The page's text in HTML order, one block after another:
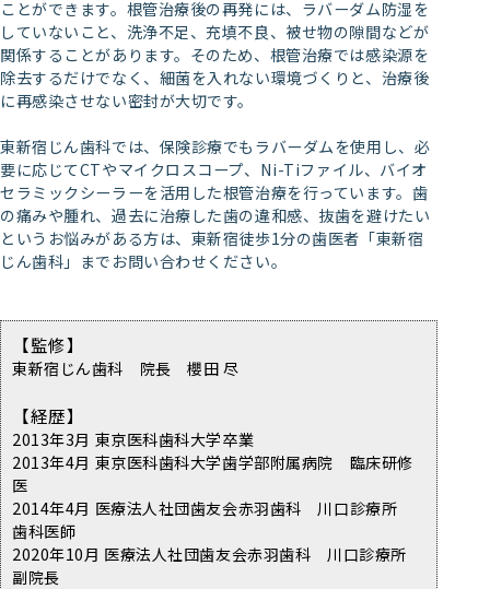
ことができます。根管治療後の再発には、ラバーダム防湿を
していないこと、洗浄不足、充填不良、被せ物の隙間などが
関係することがあります。そのため、根管治療では感染源を
除去するだけでなく、細菌を入れない環境づくりと、治療後
に再感染させない密封が大切です。
東新宿じん歯科では、保険診療でもラバーダムを使用し、必
要に応じてCTやマイクロスコープ、Ni-Tiファイル、バイオ
セラミックシーラーを活用した根管治療を行っています。歯
の痛みや腫れ、過去に治療した歯の違和感、抜歯を避けたい
というお悩みがある方は、東新宿徒歩1分の歯医者「東新宿
じん歯科」までお問い合わせください。
【監修】
東新宿じん歯科 院長 櫻田 尽
【経歴】
2013年3月 東京医科歯科大学卒業
2013年4月 東京医科歯科大学歯学部附属病院 臨床研修
医
2014年4月 医療法人社団歯友会赤羽歯科 川口診療所
歯科医師
2020年10月 医療法人社団歯友会赤羽歯科 川口診療所
副院長